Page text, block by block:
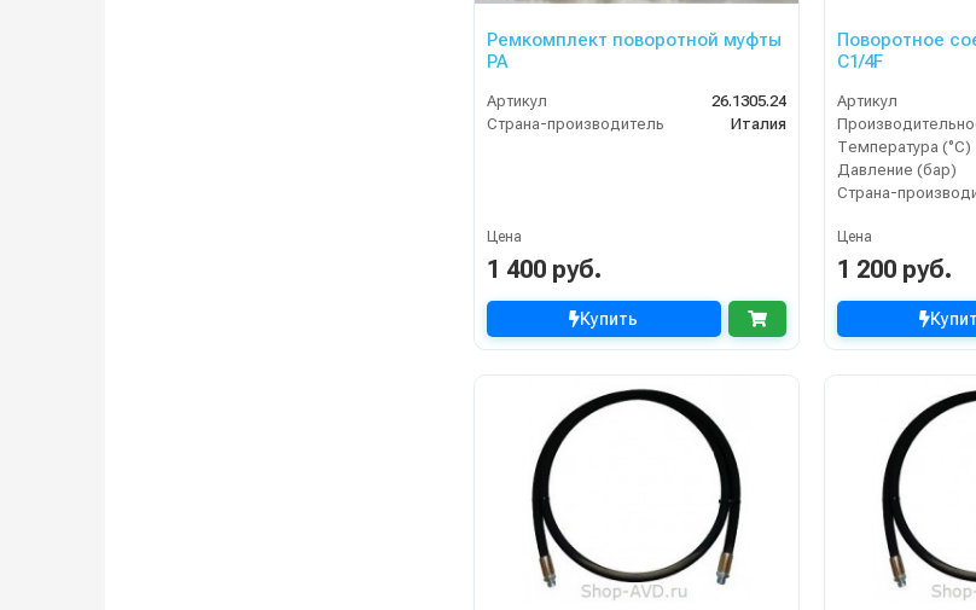
Ремкомплект поворотной муфты
PA
Артикул
26.1305.24
Страна-производитель
Италия
Цена
1 400 руб.
Купить
Поворотное
C1/4F
Артикул
Температура (°C)
Давление (бар)
Страна-
Цена
1 200 руб.